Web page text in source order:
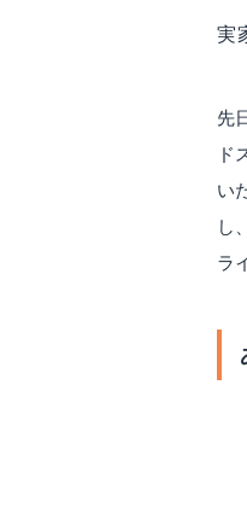
実
先
ド
い
し
ラ